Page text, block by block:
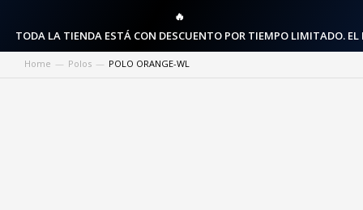
🔥
TODA LA TIENDA ESTÁ CON DESCUENTO POR TIEMPO LIMITADO.
You are here:
Home Polos POLO ORANGE-WL